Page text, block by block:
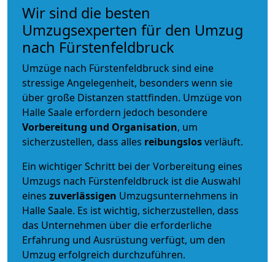
Wir sind die besten
Umzugsexperten für den Umzug
nach Fürstenfeldbruck
Umzüge nach Fürstenfeldbruck sind eine
stressige Angelegenheit, besonders wenn sie
über große Distanzen stattfinden. Umzüge von
Halle Saale erfordern jedoch besondere
Vorbereitung und Organisation, um
sicherzustellen, dass alles reibungslosverläuft.
Ein wichtiger Schritt bei der Vorbereitung eines
Umzugs nach Fürstenfeldbruck ist die Auswahl
eines zuverlässigen Umzugsunternehmens in
Halle Saale. Es ist wichtig, sicherzustellen, dass
das Unternehmen über die erforderliche
Erfahrung und Ausrüstung verfügt, um den
Umzug erfolgreich durchzuführen.